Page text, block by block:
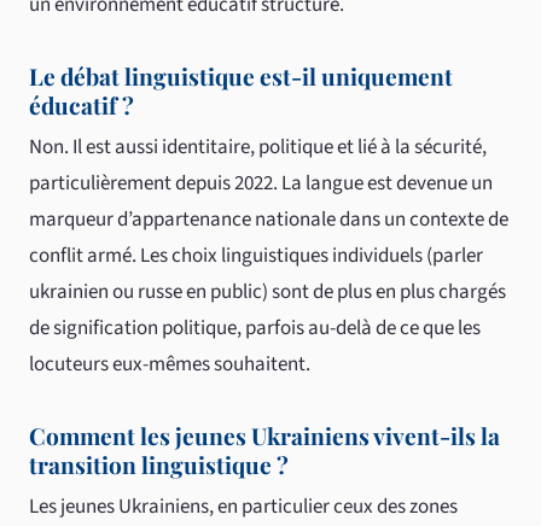
Le débat linguistique est-il uniquement
éducatif ?
Non. Il est aussi identitaire, politique et lié à la sécurité,
particulièrement depuis 2022. La langue est devenue un
marqueur d’appartenance nationale dans un contexte de
conflit armé. Les choix linguistiques individuels (parler
ukrainien ou russe en public) sont de plus en plus chargés
de signification politique, parfois au-delà de ce que les
locuteurs eux-mêmes souhaitent.
Comment les jeunes Ukrainiens vivent-ils la
transition linguistique ?
Les jeunes Ukrainiens, en particulier ceux des zones